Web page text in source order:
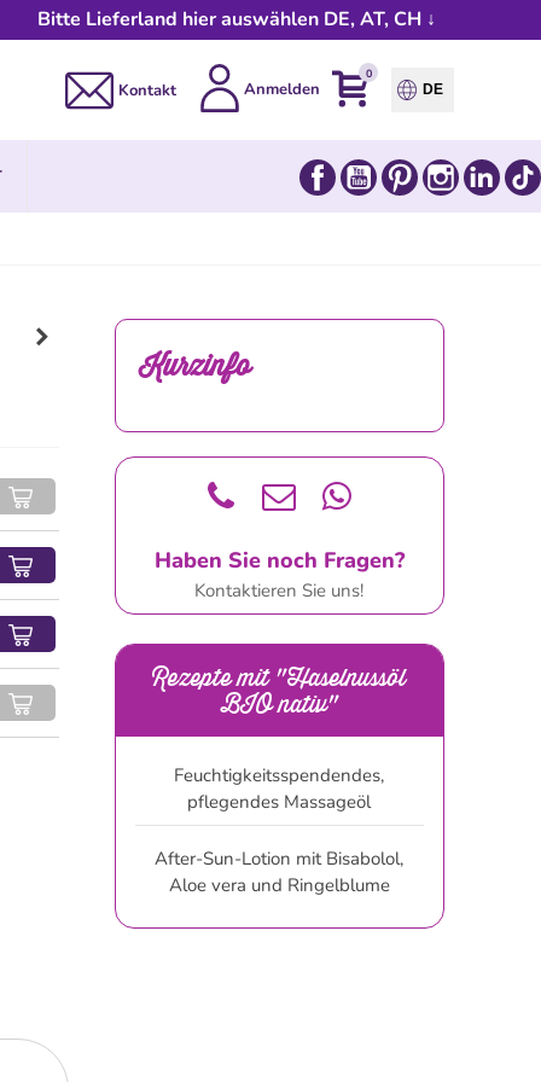
Bitte Lieferland hier auswählen DE, AT, CH ↓
Kontakt Anmelden
0
DE
FacebookYouTubePinterestInstagram
Kurzinfo
Haben Sie noch Fragen?
Kontaktieren Sie uns!
Rezepte mit "Haselnussöl
BIO nativ"
Feuchtigkeitsspendendes,
pflegendes Massageöl
After-Sun-Lotion mit Bisabolol,
Aloe vera und Ringelblume